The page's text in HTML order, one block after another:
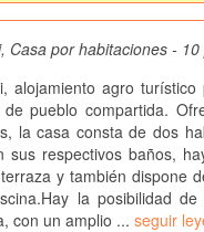
Casa por habitaciones - 10
alojamiento agro
pueblo compartida.
la casa consta de dos
sus respectivos baños,
y también dispone
la posibilidad
con un amplio ... seguir